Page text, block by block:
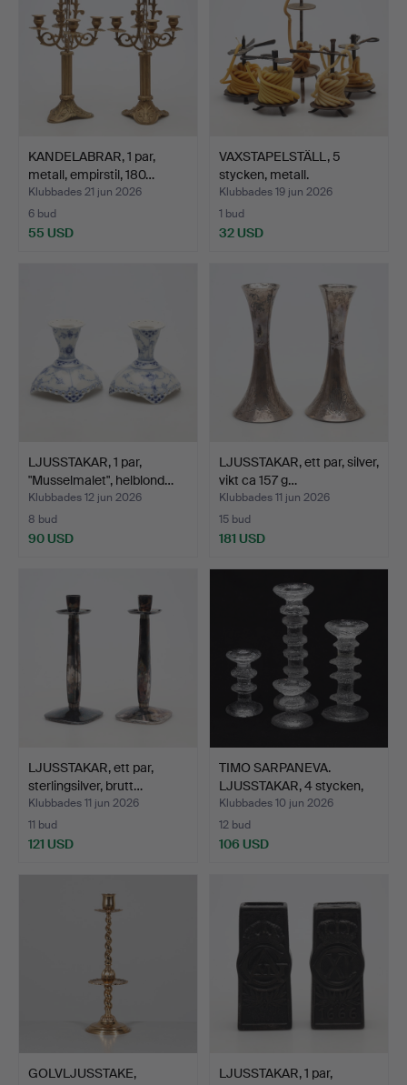
KANDELABRAR, 1 par,
metall, empirstil, 180…
Klubbades 21 jun 2026
6 bud
55 USD
VAXSTAPELSTÄLL, 5
stycken, metall.
Klubbades 19 jun 2026
1 bud
32 USD
LJUSSTAKAR, 1 par,
"Musselmalet", helblond…
Klubbades 12 jun 2026
8 bud
90 USD
LJUSSTAKAR, ett par, silver,
vikt ca 157 g…
Klubbades 11 jun 2026
15 bud
181 USD
LJUSSTAKAR, ett par,
sterlingsilver, brutt…
Klubbades 11 jun 2026
11 bud
121 USD
TIMO SARPANEVA.
LJUSSTAKAR, 4 stycken,
"Fe…
Klubbades 10 jun 2026
12 bud
106 USD
GOLVLJUSSTAKE,
LJUSSTAKAR, 1 par,